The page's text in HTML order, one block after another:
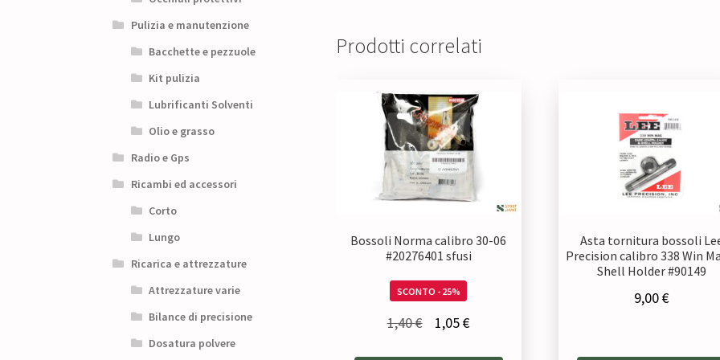
Prodotti correlati
Bossoli Norma calibro 30-06
#20276401 sfusi
SCONTO - 25%
1,40€ 1,05€Il
Asta tornitura bossoli
Precision calibro 338 Win
Shell Holder #90149
9,00€
Pulizia e manutenzione
Bacchette e pezzuole
Kit pulizia
Lubrificanti Solventi
Olio e grasso
Radio e Gps
Ricambi ed accessori
Corto
Lungo
Ricarica e attrezzature
Attrezzature varie
Bilance di precisione
Dosatura polvere